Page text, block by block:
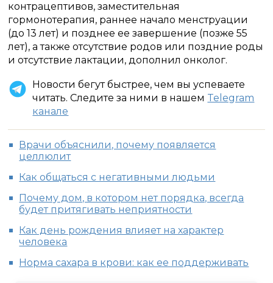
контрацептивов, заместительная
гормонотерапия, раннее начало менструации
(до 13 лет) и позднее ее завершение (позже 55
лет), а также отсутствие родов или поздние роды
и отсутствие лактации, дополнил онколог.
Новости бегут быстрее, чем вы успеваете
читать. Следите за ними в нашем Telegram
канале
Врачи объяснили, почему появляется
целлюлит
Как общаться с негативными людьми
Почему дом, в котором нет порядка, всегда
будет притягивать неприятности
Как день рождения влияет на характер
человека
Норма сахара в крови: как ее поддерживать